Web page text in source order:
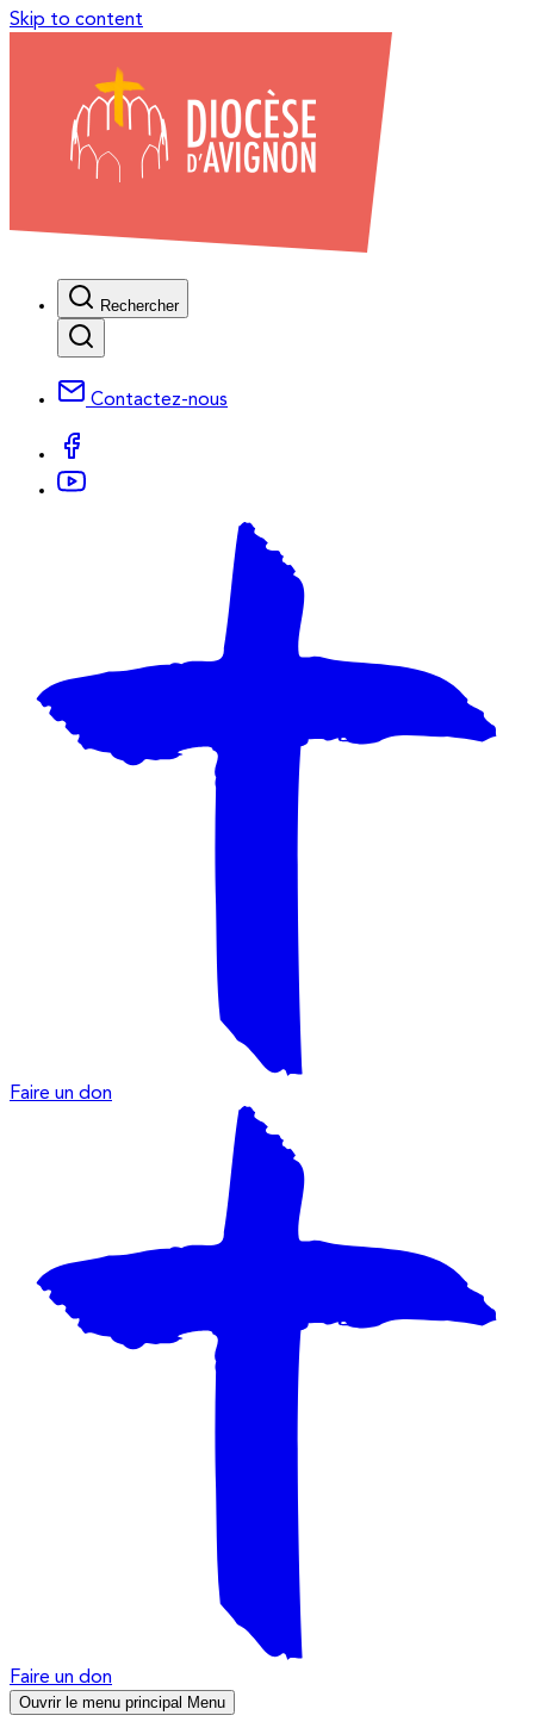
Skip to content
Rechercher
Contactez-nous
Faire un don
Faire un don
Ouvrir le menu principal Menu